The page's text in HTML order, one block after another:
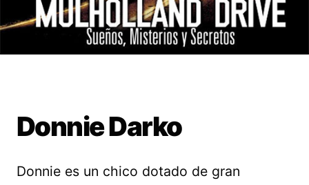
Donnie Darko
Donnie es un chico dotado de gran